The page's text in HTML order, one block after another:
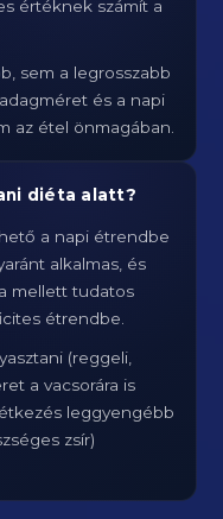
értéknek számít a
sem a legrosszabb
és a napi
az étel önmagában.
diéta alatt?
a napi étrendbe
alkalmas, és
mellett tudatos
étrendbe.
(reggeli,
a vacsorára is
leggyengébb
zsír)